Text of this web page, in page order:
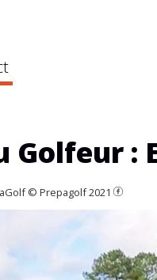
:
© Prepagolf 2021